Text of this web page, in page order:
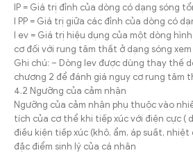
IP = Giá trị đỉnh của dòng có dạng sóng
I PP = Giá trị giữa các đỉnh của dòng có
I ev = Giá trị hiệu dụng của một dòng
cơ đối với rung tâm thất ở dạng sóng
Ghi chú: – Dòng Iev được dùng thay thế
chương 2 để đánh giá nguy cơ rung tâm
4.2 Ngưỡng của cảm nhận
Ngưỡng của cảm nhận phụ thuộc vào
tích của cơ thể khi tiếp xúc với điện cực (
điều kiện tiếp xúc (khô, ẩm, áp suất,
đặc điểm sinh lý của cá nhân